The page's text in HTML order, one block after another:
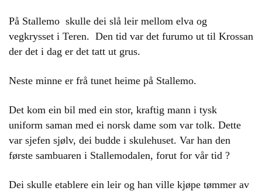
På Stallemo skulle dei slå leir mellom elva og
vegkrysset i Teren. Den tid var det furumo ut til Krossan
der det i dag er det tatt ut grus.
Neste minne er frå tunet heime på Stallemo.
Det kom ein bil med ein stor, kraftig mann i tysk
uniform saman med ei norsk dame som var tolk. Dette
var sjefen sjølv, dei budde i skulehuset. Var han den
første sambuaren i Stallemodalen, forut for vår tid ?
Dei skulle etablere ein leir og han ville kjøpe tømmer av